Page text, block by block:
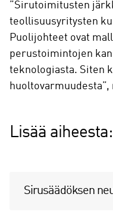
”Sirutoimitusten
teollisuusyritysten
Puolijohteet ovat
perustoimintojen
teknologiasta. Siten
Lisää aiheesta:
Sirusäädöksen